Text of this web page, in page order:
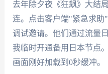
去年除夕夜《狂飙》大结
连。点击客户端"紧急求助
调试邀请。他们通过流量
我临时开通备用日本节点
画面刚好加载到0秒缓冲。